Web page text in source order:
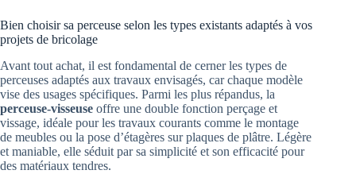
Bien choisir sa perceuse selon les types existants adaptés à vos
projets de bricolage
Avant tout achat, il est fondamental de cerner les types de
perceuses adaptés aux travaux envisagés, car chaque modèle
vise des usages spécifiques. Parmi les plus répandus, la
perceuse-visseuse offre une double fonction perçage et
vissage, idéale pour les travaux courants comme le montage
de meubles ou la pose d’étagères sur plaques de plâtre. Légère
et maniable, elle séduit par sa simplicité et son efficacité pour
des matériaux tendres.